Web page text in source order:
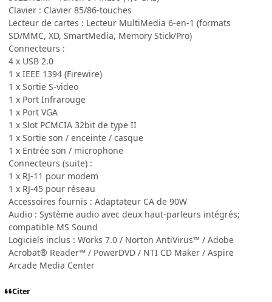
Clavier : Clavier 85/86-touches
Lecteur de cartes : Lecteur MultiMedia 6-en-1 (formats
SD/MMC, XD, SmartMedia, Memory Stick/Pro)
Connecteurs :
4 x USB 2.0
1 x IEEE 1394 (Firewire)
1 x Sortie S-video
1 x Port Infrarouge
1 x Port VGA
1 x Slot PCMCIA 32bit de type II
1 x Sortie son / enceinte / casque
1 x Entrée son / microphone
Connecteurs (suite) :
1 x RJ-11 pour modem
1 x RJ-45 pour réseau
Accessoires fournis : Adaptateur CA de 90W
Audio : Système audio avec deux haut-parleurs intégrés;
compatible MS Sound
Logiciels inclus : Works 7.0 / Norton AntiVirus™ / Adobe
Acrobat® Reader™ / PowerDVD / NTI CD Maker / Aspire
Arcade Media Center
Citer